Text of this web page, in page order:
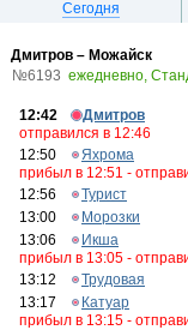
Сегодня
Дмитров – Можайск
№6193 ежедневно,
12:42
Дмитров
отправился в 12:46
12:50
Яхрома
прибыл в 12:51 -
12:56
Турист
13:00
Морозки
13:06
Икша
прибыл в 13:05 -
13:12
Трудовая
13:17
Катуар
прибыл в 13:15 -